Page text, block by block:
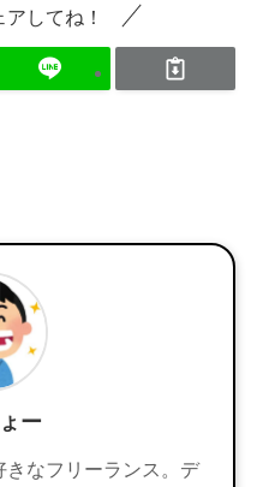
してね！
ー
なフリーランス。デ